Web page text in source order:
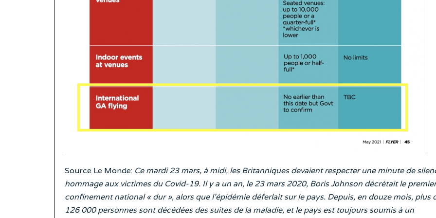
Source Le Monde: Ce mardi 23 mars, à midi, les Britanniques devaient respecter une minute de
hommage aux victimes du Covid-19. Il y a un an, le 23 mars 2020, Boris Johnson décrétait le premier
confinement national « dur », alors que l’épidémie déferlait sur le pays. Depuis, en douze mois, plus
126 000 personnes sont décédées des suites de la maladie, et le pays est toujours soumis à un